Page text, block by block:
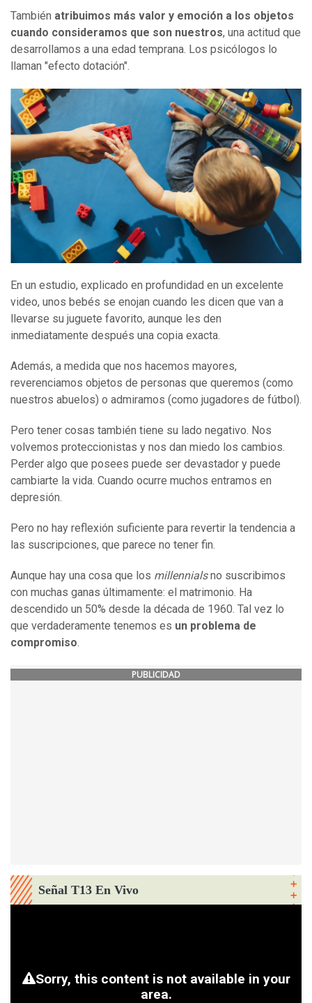
También atribuimos más valor y emoción a los objetos
cuando consideramos que son nuestros, una actitud que
desarrollamos a una edad temprana. Los psicólogos lo
llaman "efecto dotación".
En un estudio, explicado en profundidad en un excelente
video, unos bebés se enojan cuando les dicen que van a
llevarse su juguete favorito, aunque les den
inmediatamente después una copia exacta.
Además, a medida que nos hacemos mayores,
reverenciamos objetos de personas que queremos (como
nuestros abuelos) o admiramos (como jugadores de fútbol).
Pero tener cosas también tiene su lado negativo. Nos
volvemos proteccionistas y nos dan miedo los cambios.
Perder algo que posees puede ser devastador y puede
cambiarte la vida. Cuando ocurre muchos entramos en
depresión.
Pero no hay reflexión suficiente para revertir la tendencia a
las suscripciones, que parece no tener fin.
Aunque hay una cosa que los millennialsno suscribimos
con muchas ganas últimamente: el matrimonio. Ha
descendido un 50% desde la década de 1960. Tal vez lo
que verdaderamente tenemos es un problema de
compromiso.
PUBLICIDAD
Señal T13 En Vivo